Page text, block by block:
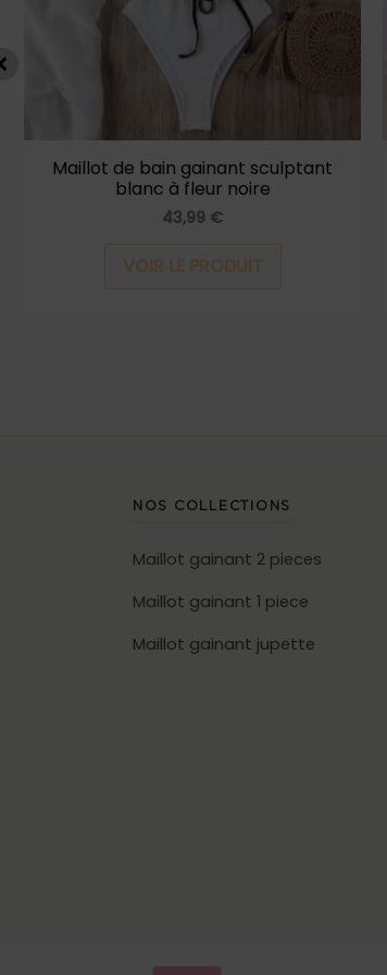
Maillot de bain gainant sculptant
blanc à fleur noire
43,99 €
VOIR LE PRODUIT
options
peuvent
être
la
NOS COLLECTIONS
Maillot gainant 2 pieces
Maillot gainant 1 piece
Maillot gainant jupette